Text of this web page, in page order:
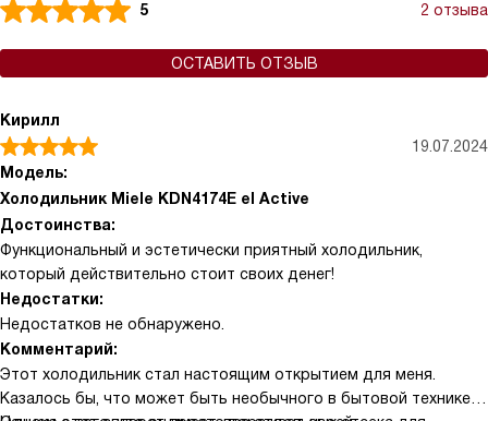
5 2 отзыва
ОСТАВИТЬ ОТЗЫВ
Кирилл
19.07.2024
Модель:
Холодильник Miele KDN4174E el Active
Достоинства:
Функциональный и эстетически приятный холодильник,
который действительно стоит своих денег!
Недостатки:
Недостатков не обнаружено.
Комментарий:
Этот холодильник стал настоящим открытием для меня.
Казалось бы, что может быть необычного в бытовой технике?